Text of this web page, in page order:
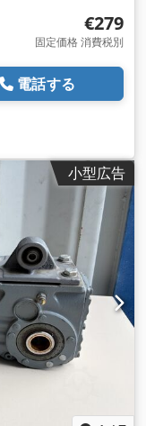
€279
固定価格 消費税別
電話する
小型広告